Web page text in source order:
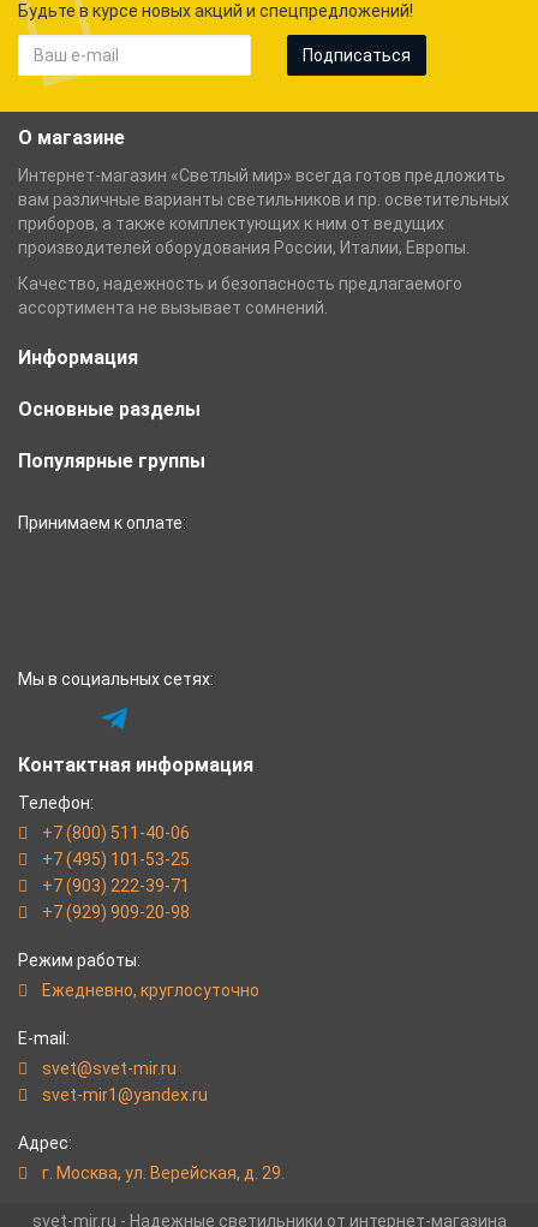
Будьте в курсе новых акций и спецпредложений!
Подписаться
О магазине
Интернет-магазин «Светлый мир» всегда готов предложить
вам различные варианты светильников и пр. осветительных
приборов, а также комплектующих к ним от ведущих
производителей оборудования России, Италии, Европы.
Качество, надежность и безопасность предлагаемого
ассортимента не вызывает сомнений.
Информация
Основные разделы
Популярные группы
Принимаем к оплате:
Мы в социальных сетях:
Контактная информация
Телефон:
+7 (800) 511-40-06
+7 (495) 101-53-25
+7 (903) 222-39-71
+7 (929) 909-20-98
Режим работы:
Eжедневно, круглосуточно
E-mail:
svet@svet-mir.ru
svet-mir1@yandex.ru
Адрес:
г. Москва, ул. Верейская, д. 29.
svet-mir.ru - Надежные светильники от интернет-магазина